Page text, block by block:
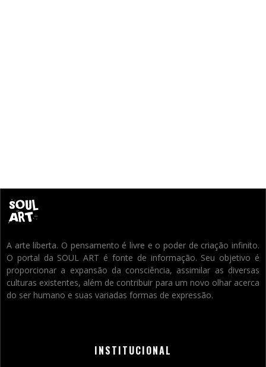
A arte liberta. O pensamento é livre e o poder de criação infinito.
O portal da SOUL ART é fonte de informação. Seu objetivo é
proporcionar a expansão da consciência, assimilar as diversas
culturas existentes, além de contribuir para um novo olhar acerca
do ser humano e suas variadas formas de expressão.
INSTITUCIONAL